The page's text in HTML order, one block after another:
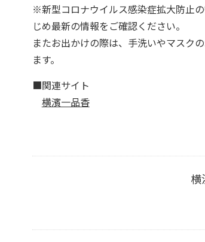
※新型コロナウイルス感染症拡大防止
じめ最新の情報をご確認ください。
またお出かけの際は、手洗いやマスク
ます。
■関連サイト
横濱一品香
横